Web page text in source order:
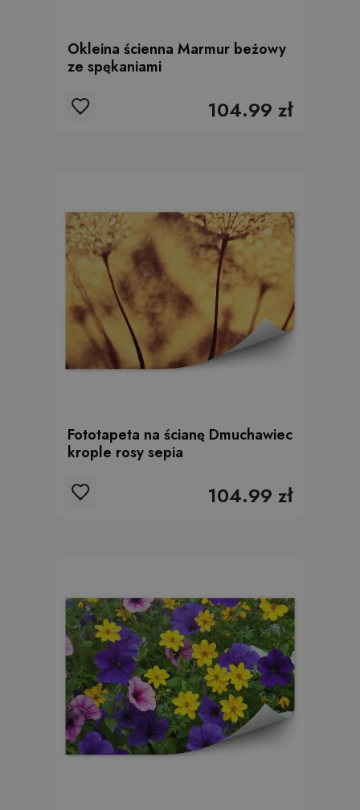
Okleina ścienna Marmur beżowy
ze spękaniami
104.99 zł
Fototapeta na ścianę Dmuchawiec
krople rosy sepia
104.99 zł